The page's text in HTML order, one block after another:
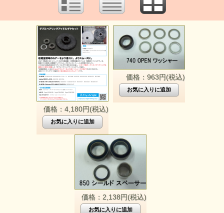
価格：4,180円(税込)
価格：963円(税込)
価格：2,138円(税込)